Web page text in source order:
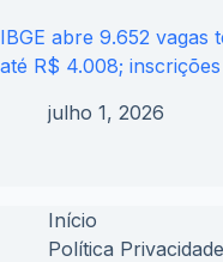
IBGE abre 9.652 vagas
até R$ 4.008;
julho 1, 2026
Início
Política Privacidade